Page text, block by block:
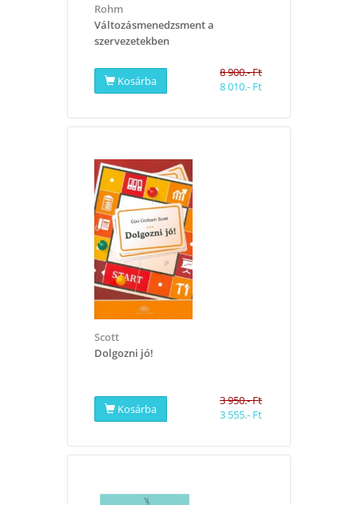
Rohm
Változásmenedzsment a
szervezetekben
Kosárba
8 900.- Ft
8 010.- Ft
Scott
Dolgozni jó!
Kosárba
3 950.- Ft
3 555.- Ft